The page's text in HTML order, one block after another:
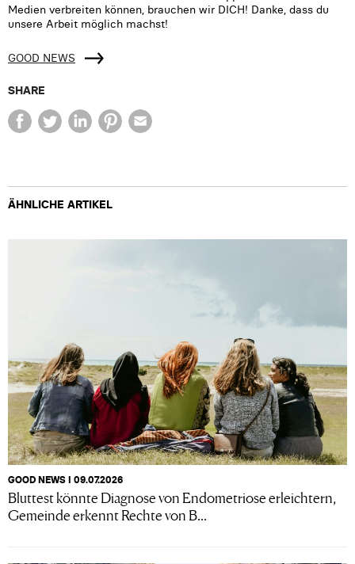
Medien verbreiten können, brauchen wir DICH! Danke, dass du
unsere Arbeit möglich machst!
GOOD NEWS
SHARE
ÄHNLICHE ARTIKEL
GOOD NEWS I 09.07.2026
Bluttest könnte Diagnose von Endometriose erleichtern,
Gemeinde erkennt Rechte von B...